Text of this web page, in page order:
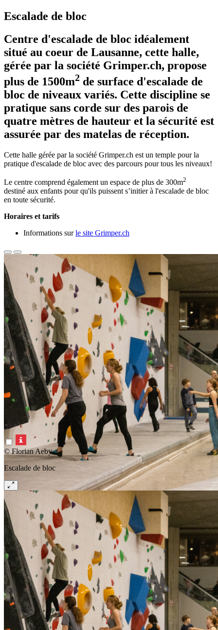
Escalade de bloc
Centre d'escalade de bloc idéalement
situé au coeur de Lausanne, cette halle,
gérée par la société Grimper.ch, propose
plus de 1500m2 de surface d'escalade de
bloc de niveaux variés. Cette discipline se
pratique sans corde sur des parois de
quatre mètres de hauteur et la sécurité est
assurée par des matelas de réception.
Cette halle gérée par la société Grimper.ch est un temple pour la
pratique d'escalade de bloc avec des parcours pour tous les niveaux!
Le centre comprend également un espace de plus de 300m2
destiné aux enfants pour qu'ils puissent s’initier à l'escalade de bloc
en toute sécurité.
Horaires et tarifs
Informations surle site Grimper.ch
© Florian Aeby
Escalade de bloc